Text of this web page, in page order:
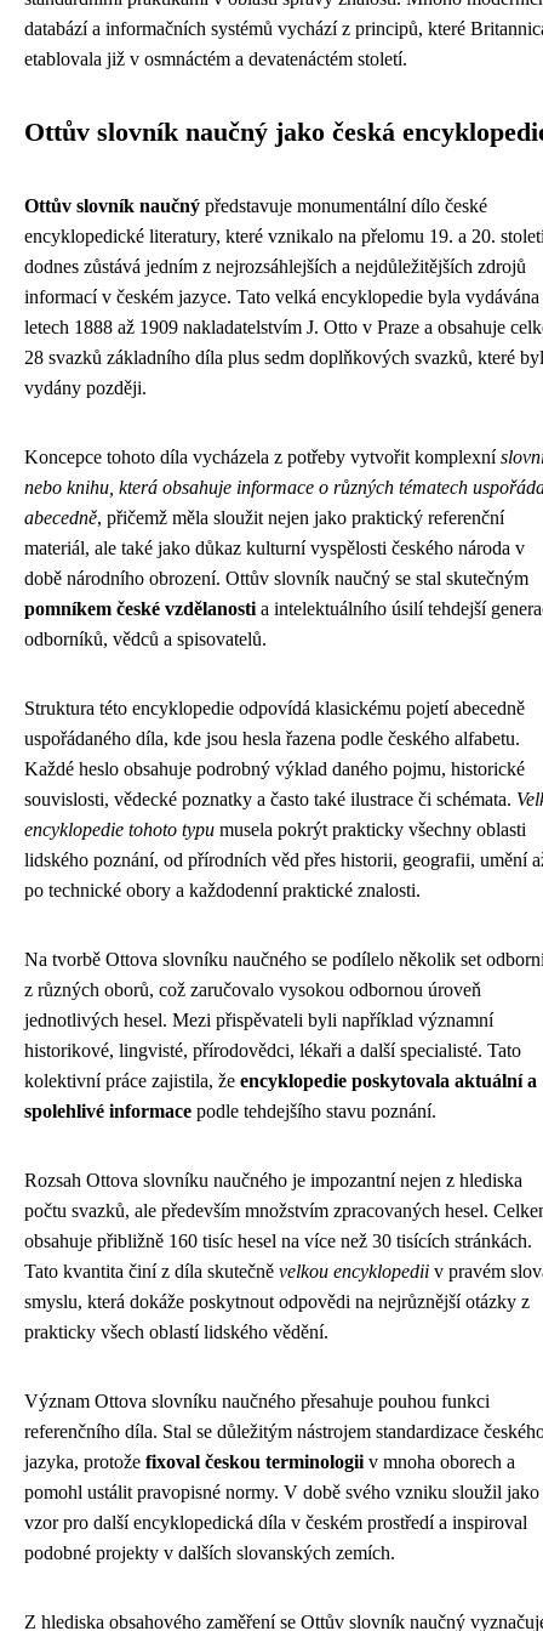
databází a informačních systémů vychází z principů, které
etablovala již v osmnáctém a devatenáctém století.
Ottův slovník naučný jako česká
Ottův slovník naučný představuje monumentální dílo české
encyklopedické literatury, které vznikalo na přelomu 19. a 20.
dodnes zůstává jedním z nejrozsáhlejších a nejdůležitějších zdrojů
informací v českém jazyce. Tato velká encyklopedie byla
letech 1888 až 1909 nakladatelstvím J. Otto v Praze a obsahuje
28 svazků základního díla plus sedm doplňkových svazků, které
vydány později.
Koncepce tohoto díla vycházela z potřeby vytvořit komplexní
nebo knihu, která obsahuje informace o různých tématech
abecedně, přičemž měla sloužit nejen jako praktický referenční
materiál, ale také jako důkaz kulturní vyspělosti českého národa v
době národního obrození. Ottův slovník naučný se stal skutečným
pomníkem české vzdělanosti a intelektuálního úsilí tehdejší
odborníků, vědců a spisovatelů.
Struktura této encyklopedie odpovídá klasickému pojetí abecedně
uspořádaného díla, kde jsou hesla řazena podle českého alfabetu.
Každé heslo obsahuje podrobný výklad daného pojmu, historické
souvislosti, vědecké poznatky a často také ilustrace či schémata.
encyklopedie tohoto typu musela pokrýt prakticky všechny oblasti
lidského poznání, od přírodních věd přes historii, geografii, umění
po technické obory a každodenní praktické znalosti.
Na tvorbě Ottova slovníku naučného se podílelo několik set
z různých oborů, což zaručovalo vysokou odbornou úroveň
jednotlivých hesel. Mezi přispěvateli byli například významní
historikové, lingvisté, přírodovědci, lékaři a další specialisté. Tato
kolektivní práce zajistila, že encyklopedie poskytovala aktuální a
spolehlivé informace podle tehdejšího stavu poznání.
Rozsah Ottova slovníku naučného je impozantní nejen z hlediska
počtu svazků, ale především množstvím zpracovaných hesel.
obsahuje přibližně 160 tisíc hesel na více než 30 tisících stránkách.
Tato kvantita činí z díla skutečně velkou encyklopedii v pravém
smyslu, která dokáže poskytnout odpovědi na nejrůznější otázky z
prakticky všech oblastí lidského vědění.
Význam Ottova slovníku naučného přesahuje pouhou funkci
referenčního díla. Stal se důležitým nástrojem standardizace
jazyka, protože fixoval českou terminologii v mnoha oborech a
pomohl ustálit pravopisné normy. V době svého vzniku sloužil jako
vzor pro další encyklopedická díla v českém prostředí a inspiroval
podobné projekty v dalších slovanských zemích.
Z hlediska obsahového zaměření se Ottův slovník naučný